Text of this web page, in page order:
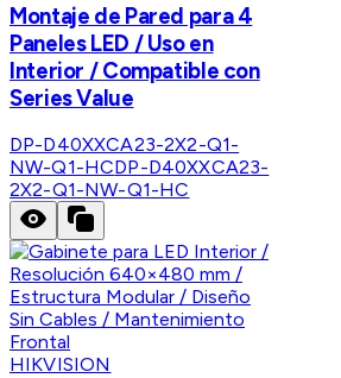
Montaje de Pared para 4
Paneles LED / Uso en
Interior / Compatible con
Series Value
DP-D40XXCA23-2X2-Q1-
NW-Q1-HCDP-D40XXCA23-
2X2-Q1-NW-Q1-HC
HIKVISION